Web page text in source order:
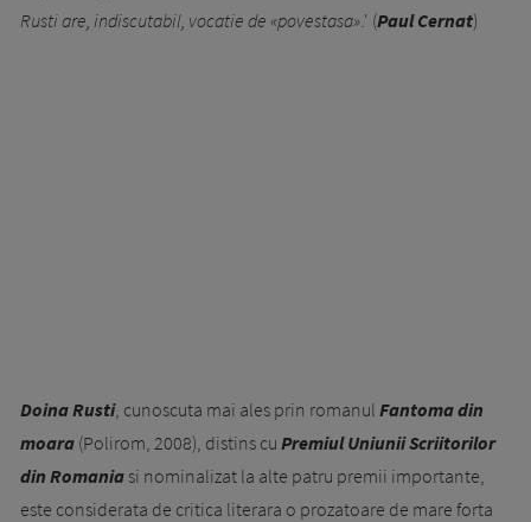
Rusti are, indiscutabil, vocatie de «povestasa».' (Paul Cernat)
Doina Rusti, cunoscuta mai ales prin romanul Fantoma din
moara (Polirom, 2008), distins cu Premiul Uniunii Scriitorilor
din Romaniasi nominalizat la alte patru premii importante,
este considerata de critica literara o prozatoare de mare forta